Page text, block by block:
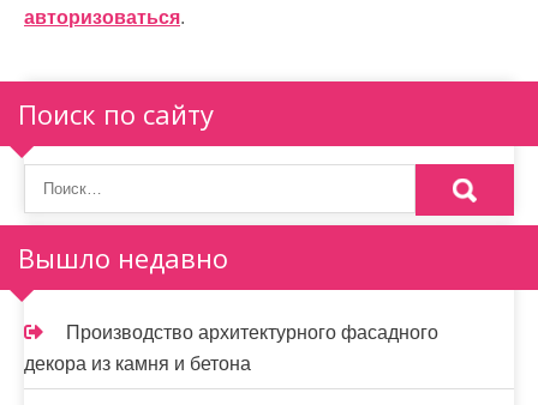
авторизоваться.
Поиск по сайту
Вышло недавно
Производство архитектурного фасадного
декора из камня и бетона